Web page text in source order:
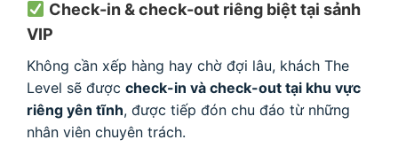
Check-in & check-out riêng biệt tại sảnh
VIP
Không cần xếp hàng hay chờ đợi lâu, khách The
Level sẽ được check-in và check-out tại khu vực
riêng yên tĩnh, được tiếp đón chu đáo từ những
nhân viên chuyên trách.